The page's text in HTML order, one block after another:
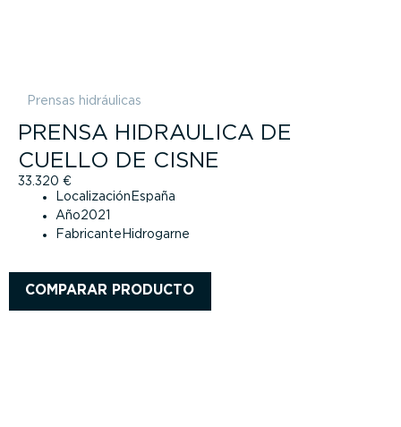
Prensas hidráulicas
PRENSA HIDRAULICA DE
CUELLO DE CISNE
33.320 €
Localización España
Año2021
Fabricante Hidrogarne
COMPARAR PRODUCTO